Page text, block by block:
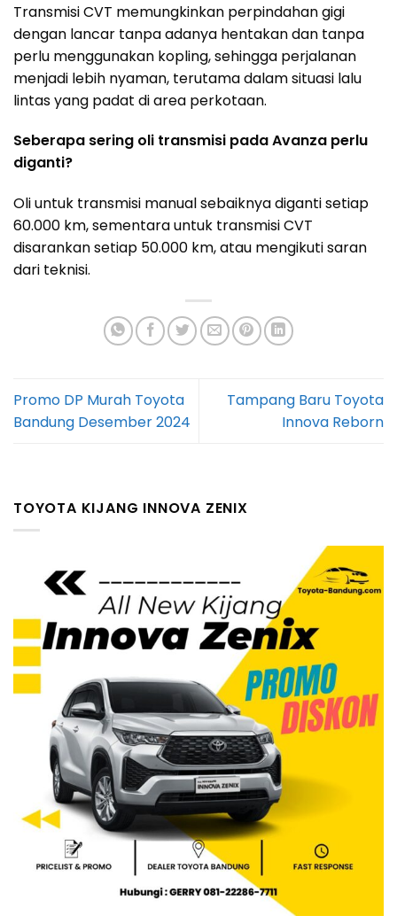
Transmisi CVT memungkinkan perpindahan gigi
dengan lancar tanpa adanya hentakan dan tanpa
perlu menggunakan kopling, sehingga perjalanan
menjadi lebih nyaman, terutama dalam situasi lalu
lintas yang padat di area perkotaan.
Seberapa sering oli transmisi pada Avanza perlu
diganti?
Oli untuk transmisi manual sebaiknya diganti setiap
60.000 km, sementara untuk transmisi CVT
disarankan setiap 50.000 km, atau mengikuti saran
dari teknisi.
Promo DP Murah Toyota
Bandung Desember 2024
Tampang Baru Toyota
Innova Reborn
TOYOTA KIJANG INNOVA ZENIX